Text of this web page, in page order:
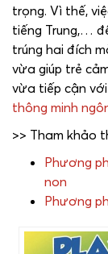
trọng. Vì thế,
tiếng Trung,…
trúng hai đích
vừa giúp trẻ
vừa tiếp cận
thông minh
>> Tham khảo
Phương
non
Phương